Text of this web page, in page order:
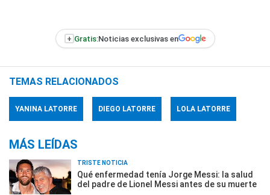
+ Gratis:Noticias exclusivas en
TEMAS RELACIONADOS
YANINA LATORRE DIEGO LATORRE LOLA LATORRE
MÁS LEÍDAS
TRISTE NOTICIA
Qué enfermedad tenía Jorge Messi: la salud
del padre de Lionel Messi antes de su muerte